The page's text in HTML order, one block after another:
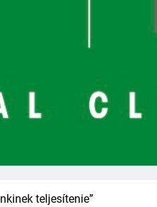
teljesítenie”